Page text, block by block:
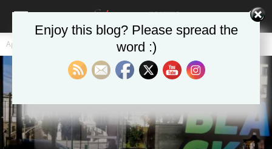
Αρχική
Enjoy this blog? Please spread the
word :)